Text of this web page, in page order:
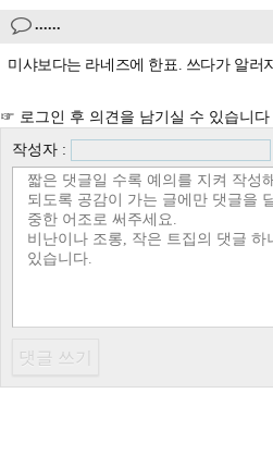
......
미샤보다는 라네즈에 한표. 쓰다가 알러
☞ 로그인 후 의견을 남기실 수 있습니다
작성자 :